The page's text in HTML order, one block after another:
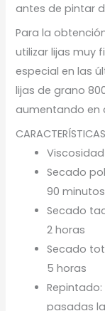
antes de pintar
Para la
utilizar lijas muy
especial en las
lijas de grano
aumentando en
Viscosidad
Secado
90 minutos
Secado
2 horas
Secado
5 horas
pasadas